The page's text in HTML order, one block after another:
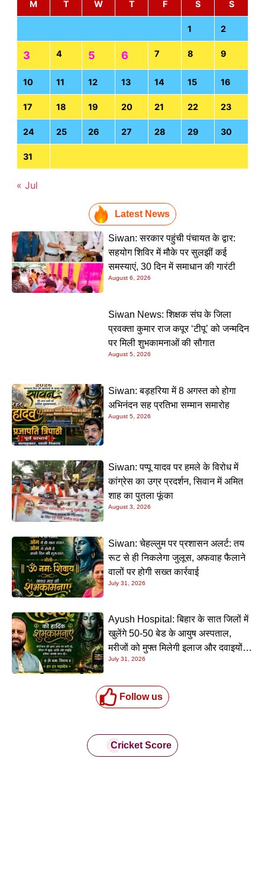
M T W T F S S
1 2
3 4 5 6 7 8 9
10 11 12 13 14 15 16
17 18 19 20 21 22 23
24 25 26 27 28 29 30
31
« Jul
Latest News
Siwan: सरकार पहुंची पंचायत के द्वार:
सहयोग शिविर में मौके पर सुलझीं कई
समस्याएं, 30 दिन में समाधान की गारंटी
August 6, 2026
Siwan News: शिक्षक संघ के जिला
प्रवक्ता कुमार राज कपूर ‘टीपू’ को जन्मदिन
पर मिली शुभकामनाओं की सौगात
August 5, 2026
Siwan: बड़हरिया में 8 अगस्त को होगा
अभिनंदन सह प्रतिभा सम्मान समारोह
August 5, 2026
Siwan: पप्पू यादव पर हमले के विरोध में
कांग्रेस का उग्र प्रदर्शन, सिवान में अमित
शाह का पुतला फूंका
August 3, 2026
Siwan: चेहल्लुम पर प्रशासन अलर्ट: तय
रूट से ही निकलेगा जुलूस, अफवाह फैलाने
वालों पर होगी सख्त कार्रवाई
July 31, 2026
Ayush Hospital: बिहार के सात जिलों में
खुलेंगे 50-50 बेड के आयुष अस्पताल,
मरीजों को मुफ्त मिलेगी इलाज और दवाइयों
की सुविधा
July 31, 2026
Follow us
Cricket Score